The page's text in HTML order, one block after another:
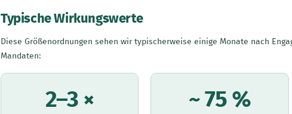
Typische Wirkungswerte
Diese Größenordnungen sehen wir typischerweise einige Monate nach
Mandaten:
2–3 × ~ 75 %